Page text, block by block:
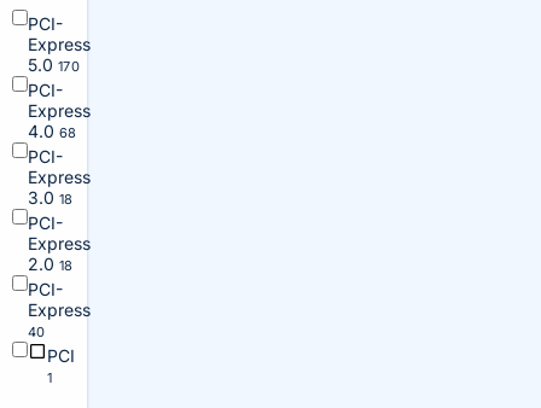
PCI-
Express
5.0 170
PCI-
Express
4.0 68
PCI-
Express
3.0 18
PCI-
Express
2.0 18
PCI-
Express
40
PCI
1